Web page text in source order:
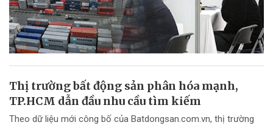
Thị trường bất động sản phân hóa mạnh,
TP.HCM dẫn đầu nhu cầu tìm kiếm
Theo dữ liệu mới công bố của Batdongsan.com.vn, thị trường